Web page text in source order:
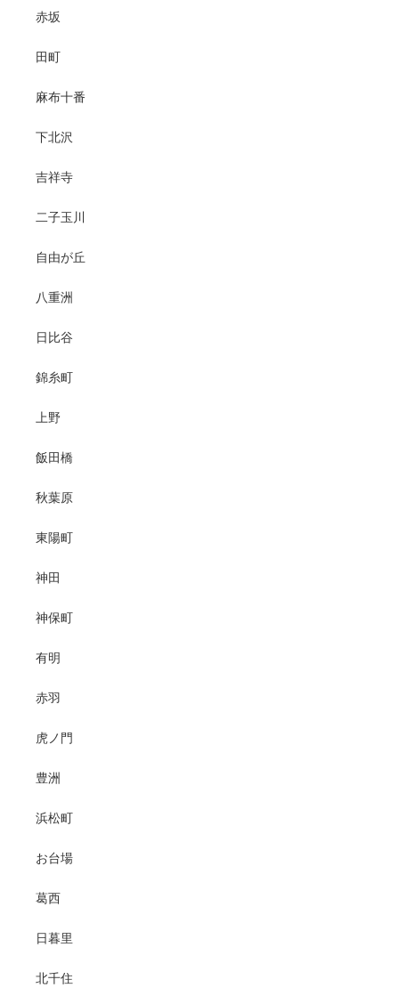
赤坂
田町
麻布十番
下北沢
吉祥寺
二子玉川
自由が丘
八重洲
日比谷
錦糸町
上野
飯田橋
秋葉原
東陽町
神田
神保町
有明
赤羽
虎ノ門
豊洲
浜松町
お台場
葛西
日暮里
北千住